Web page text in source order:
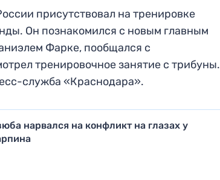
присутствовал на тренировке
Он познакомился с новым главным
Фарке, пообщался с
тренировочное занятие с трибуны.
служба «Краснодара».
нарвался на конфликт на глазах у